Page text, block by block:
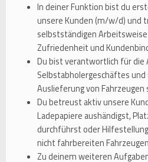
In deiner Funktion bist du
unsere Kunden (m/w/d) und
selbstständigen
Zufriedenheit und
Du bist verantwortlich für die
Selbstabholergeschäftes
Auslieferung von Fahrzeugen
Du betreust aktiv unsere
Ladepapiere aushändigst,
durchführst oder
nicht fahrbereiten
Zu deinem weiteren